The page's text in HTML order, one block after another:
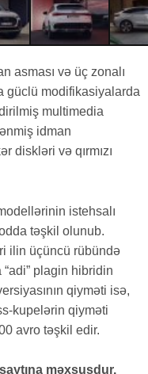
asması və üç zonalı
güclü modifikasiyalarda
multimedia
idman
diskləri və qırmızı
istehsalı
təşkil olunub.
ilin üçüncü rübündə
plagin hibridin
qiyməti isə,
kupelərin qiyməti
avro təşkil edir.
məxsusdur.